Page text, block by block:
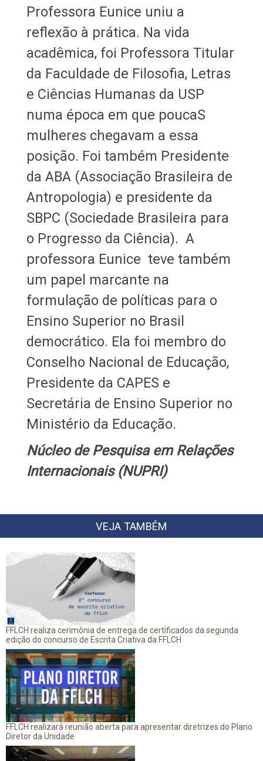
Professora Eunice uniu a
reflexão à prática. Na vida
acadêmica, foi Professora Titular
da Faculdade de Filosofia, Letras
e Ciências Humanas da USP
numa época em que poucaS
mulheres chegavam a essa
posição. Foi também Presidente
da ABA (Associação Brasileira de
Antropologia) e presidente da
SBPC (Sociedade Brasileira para
o Progresso da Ciência). A
professora Eunice teve também
um papel marcante na
formulação de políticas para o
Ensino Superior no Brasil
democrático. Ela foi membro do
Conselho Nacional de Educação,
Presidente da CAPES e
Secretária de Ensino Superior no
Ministério da Educação.
Núcleo de Pesquisa em Relações
Internacionais (NUPRI)
VEJA TAMBÉM
FFLCH realiza cerimônia de entrega de certificados da segunda
edição do concurso de Escrita Criativa da FFLCH
FFLCH realizará reunião aberta para apresentar diretrizes do Plano
Diretor da Unidade